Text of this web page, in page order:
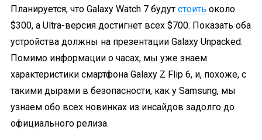
Планируется, что Galaxy Watch 7 будут стоить около
$300, а Ultra-версия достигнет всех $700. Показать оба
устройства должны на презентации Galaxy Unpacked.
Помимо информации о часах, мы уже знаем
характеристики смартфона Galaxy Z Flip 6, и, похоже, с
такими дырами в безопасности, как у Samsung, мы
узнаем обо всех новинках из инсайдов задолго до
официального релиза.